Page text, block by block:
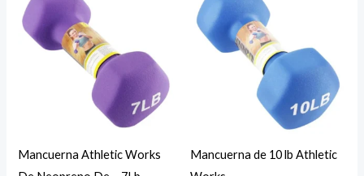
Mancuerna Athletic Works
Mancuerna de 10 lb Athletic